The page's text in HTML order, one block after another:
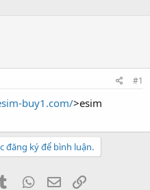
#1
buy1.com/>esim
đăng ký để bình luận.
Tumblr WhatsApp
Email